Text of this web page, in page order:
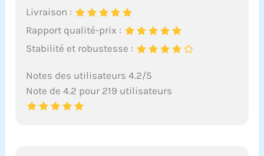
Livraison :
Rapport qualité-prix :
Stabilité et robustesse :
Notes des utilisateurs 4.2/5
Note de 4.2 pour 219 utilisateurs